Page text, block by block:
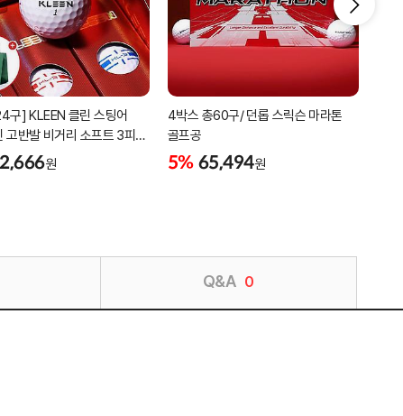
구] KLEEN 클린 스팅어
고반발 비거리 소프트 3피스
프공 장타 골프볼 + 정품 쇼핑백
원
4박스 총60구/ 던롭 스릭슨 마라톤
골프공
5% 65,494원
Q&A 0